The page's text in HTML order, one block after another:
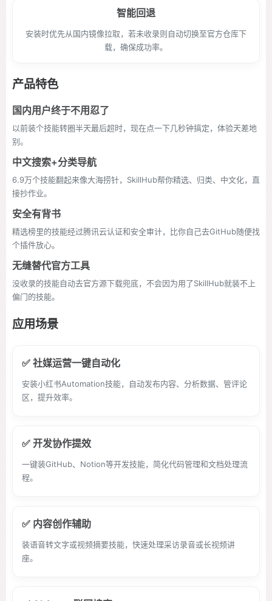
智能回退
安装时优先从国内镜像拉取，若未收录则自动切换至官方仓库下
载，确保成功率。
产品特色
国内用户终于不用忍了
以前装个技能转圈半天最后超时，现在点一下几秒钟搞定，体验天差地
别。
中文搜索+分类导航
6.9万个技能翻起来像大海捞针，SkillHub帮你精选、归类、中文化，直
接抄作业。
安全有背书
精选榜里的技能经过腾讯云认证和安全审计，比你自己去GitHub随便找
个插件放心。
无缝替代官方工具
没收录的技能自动去官方源下载兜底，不会因为用了SkillHub就装不上
偏门的技能。
应用场景
✅ 社媒运营一键自动化
安装小红书Automation技能，自动发布内容、分析数据、管评论
区，提升效率。
✅ 开发协作提效
一键装GitHub、Notion等开发技能，简化代码管理和文档处理流
程。
✅ 内容创作辅助
装语音转文字或视频摘要技能，快速处理采访录音或长视频讲
座。